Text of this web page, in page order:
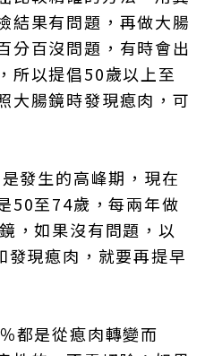
結果有問題，再做大腸
分百沒問題，有時會出
所以提倡50歲以上至
大腸鏡時發現瘜肉，可
發生的高峰期，現在
50至74歲，每兩年做
，如果沒有問題，以
現瘜肉，就要再提早
都是從瘜肉轉變而